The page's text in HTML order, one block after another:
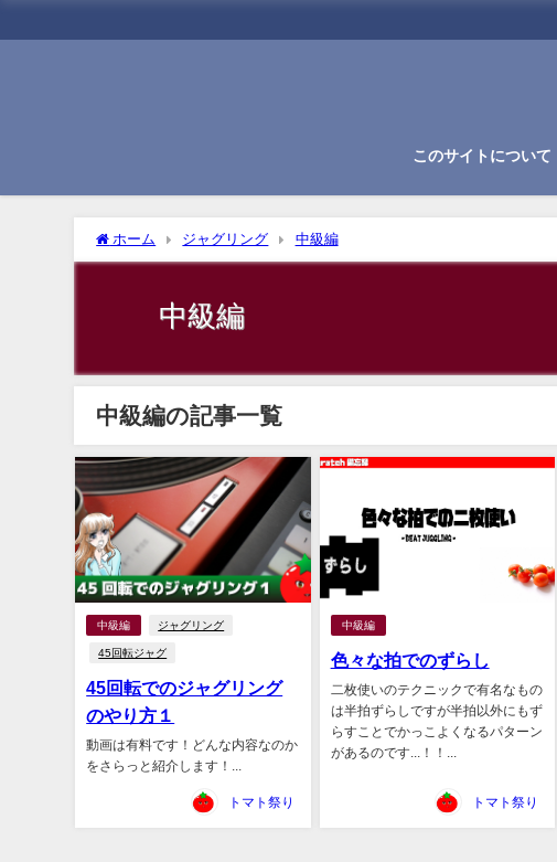
このサイトについて
ホーム ジャグリング 中級編
中級編
中級編の記事一覧
中級編 ジャグリング
45回転ジャグ
45回転でのジャグリング
のやり方１
動画は有料です！どんな内容なのか
をさらっと紹介します！...
トマト祭り
中級編
色々な拍でのずらし
二枚使いのテクニックで有名なもの
は半拍ずらしですが半拍以外にもず
らすことでかっこよくなるパターン
があるのです...！！...
トマト祭り